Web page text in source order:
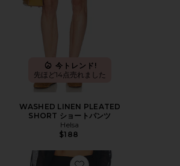
今トレンド!
先ほど14点売れました
WASHED LINEN PLEATED
SHORT ショートパンツ
Helsa
$188